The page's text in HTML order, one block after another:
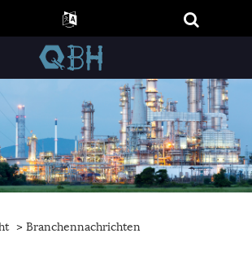
> Branchennachrichten